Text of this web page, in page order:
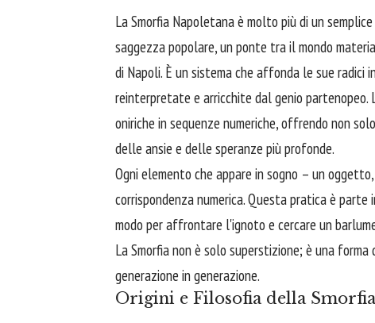
La Smorfia Napoletana è molto più di un
saggezza popolare, un ponte tra il mondo
di Napoli. È un sistema che affonda le sue radici
reinterpretate e arricchite dal genio
oniriche in sequenze numeriche, offrendo non
delle ansie e delle speranze più profonde.
Ogni elemento che appare in sogno – un
corrispondenza numerica. Questa pratica è
modo per affrontare l'ignoto e cercare un
La Smorfia non è solo superstizione; è una
generazione in generazione.
Origini e Filosofia della Smorfia